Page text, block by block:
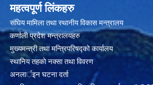
महत्वपूर्ण लिंकहरु
संघिय मामिला तथा स्थानीय विकास मन्त्रालय
कर्णाली प्रदेश मन्त्रालयहरु
मुख्यमन्त्री तथा मन्त्रिपरिषद्को कार्यालय
स्थानिय तहकाे नक्सा तथा विवरण
अनलार्इन घटना दर्ता